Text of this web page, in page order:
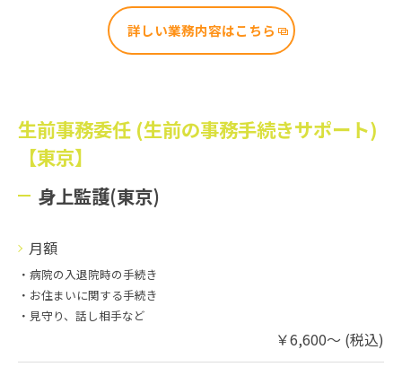
詳しい業務内容はこちら
生前事務委任 (生前の事務手続きサポート)
【東京】
身上監護(東京)
月額
・病院の入退院時の手続き
・お住まいに関する手続き
・見守り、話し相手など
￥6,600～ (税込)